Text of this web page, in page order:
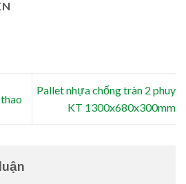
Pallet nhựa chống tràn 2 phuy
KT 1300x680x300mm